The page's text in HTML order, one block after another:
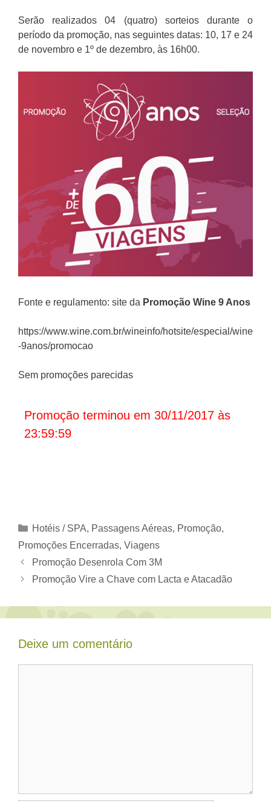
Serão realizados 04 (quatro) sorteios durante o
período da promoção, nas seguintes datas: 10, 17 e 24
de novembro e 1º de dezembro, às 16h00.
Fonte e regulamento: site da Promoção Wine 9 Anos
https://www.wine.com.br/wineinfo/hotsite/especial/wine
-9anos/promocao
Sem promoções parecidas
Promoção terminou em 30/11/2017 às
23:59:59
Categorias
Hotéis / SPA, Passagens Aéreas, Promoção,
Promoções Encerradas, Viagens
Promoção Desenrola Com 3M
Promoção Vire a Chave com Lacta e Atacadão
Deixe um comentário